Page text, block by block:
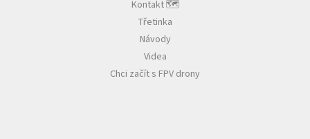
Kontakt 🗺️
Třetinka
Návody
Videa
Chci začít s FPV drony